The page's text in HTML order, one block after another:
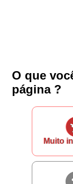
O que
página ?
Muito